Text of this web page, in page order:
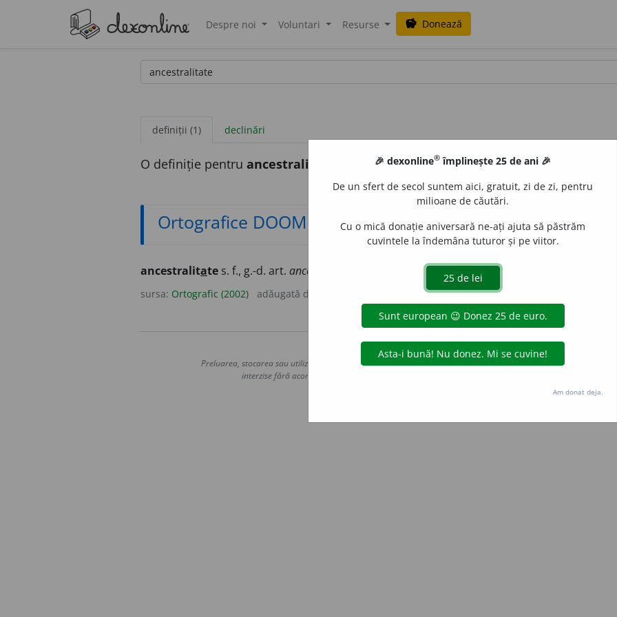
Despre noi Voluntari Resurse savings Donează
definiții (1) declinări
O definiție pentru ancestralitate
Ortografice DOOM
ancestralitate s. f., g.-d. art. ancestralității
sursa: Ortografic (2002) adăugată de
Copyright © 2004-2026 dexonline (https://dexonline.ro)
Preluarea, stocarea sau utilizarea datelor de pe acest site, inclusiv prin orice metode de extragere automată
interzise fără acordul nostru prealabil scris, cu excepția seturilor de date oferite oficial spre utilizare
Hosterion
🎉 dexonline® împlinește 25 de ani 🎉
De un sfert de secol suntem aici, gratuit, zi de zi, pentru
milioane de căutări.
Cu o mică donație aniversară ne-ați ajuta să păstrăm
cuvintele la îndemâna tuturor și pe viitor.
Am donat deja.